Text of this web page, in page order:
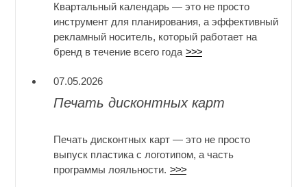
Квартальный календарь — это не просто
инструмент для планирования, а эффективный
рекламный носитель, который работает на
бренд в течение всего года >>>
07.05.2026
Печать дисконтных карт
Печать дисконтных карт — это не просто
выпуск пластика с логотипом, а часть
программы лояльности. >>>